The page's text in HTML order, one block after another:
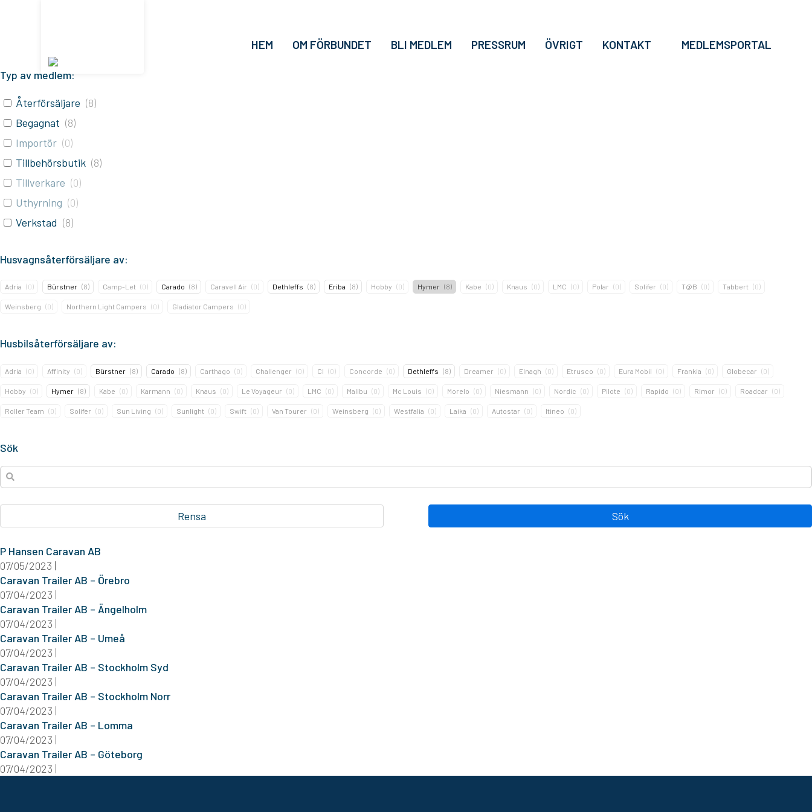
HEM OM FÖRBUNDET BLI MEDLEM PRESSRUM ÖVRIGT KONTAKT MEDLEMSPORTAL
Typ av medlem:
Återförsäljare (8)
Begagnat (8)
Importör (0)
Tillbehörsbutik (8)
Tillverkare (0)
Uthyrning (0)
Verkstad (8)
Husvagnsåterförsäljare av:
Adria (0) Bürstner (8) Camp-Let (0) Carado (8) Caravell Air (0) Dethleffs (8) Eriba (8) Hobby (0) Hymer (8) Kabe (0) Knaus (0) LMC (0) Polar (0) Solifer (0) T@B (0) Tabbert (0)
Weinsberg (0) Northern Light Campers (0) Gladiator Campers (0)
Husbilsåterförsäljare av:
Adria (0) Affinity (0) Bürstner (8) Carado (8) Carthago (0) Challenger (0) CI (0) Concorde (0) Dethleffs (8) Dreamer (0) Elnagh (0) Etrusco (0) Eura Mobil (0) Frankia (0) Globecar (0)
Hobby (0) Hymer (8) Kabe (0) Karmann (0) Knaus (0) Le Voyageur (0) LMC (0) Malibu (0) Mc Louis (0) Morelo (0) Niesmann (0) Nordic (0) Pilote (0) Rapido (0) Rimor (0) Roadcar (0)
Roller Team (0) Solifer (0) Sun Living (0) Sunlight (0) Swift (0) Van Tourer (0) Weinsberg (0) Westfalia (0) Laika (0) Autostar (0) Itineo (0)
Sök
Sök
Rensa
P Hansen Caravan AB
07/05/2023 |
Caravan Trailer AB – Örebro
07/04/2023 |
Caravan Trailer AB – Ängelholm
07/04/2023 |
Caravan Trailer AB – Umeå
07/04/2023 |
Caravan Trailer AB – Stockholm Syd
07/04/2023 |
Caravan Trailer AB – Stockholm Norr
07/04/2023 |
Caravan Trailer AB – Lomma
07/04/2023 |
Caravan Trailer AB – Göteborg
07/04/2023 |